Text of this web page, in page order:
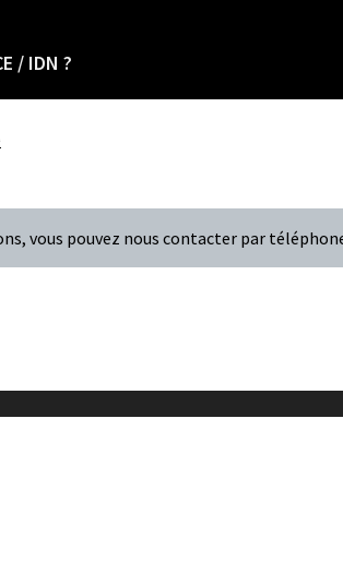
/ IDN ?
vous pouvez nous contacter par